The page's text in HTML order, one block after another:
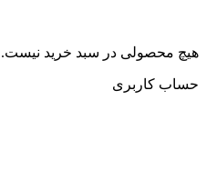
هیچ محصولی در سبد خرید نیست.
حساب کاربری